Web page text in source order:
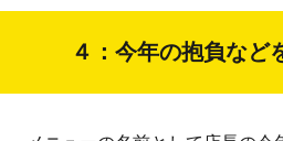
４：今年の抱負など